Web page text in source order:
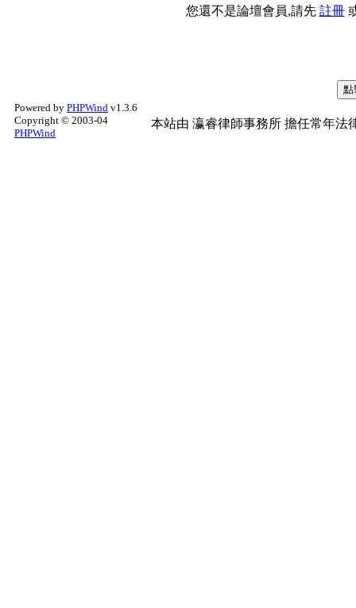
您還不是論壇會員,請先 註冊
Powered by PHPWind v1.3.6
Copyright © 2003-04
PHPWind
本站由 瀛睿律師事務所 擔任常年法